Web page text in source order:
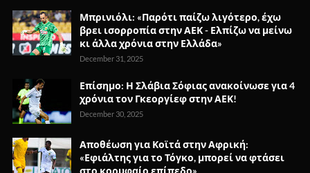
Μπρινιόλι: «Παρότι παίζω λιγότερο, έχω
βρει ισορροπία στην ΑΕΚ - Ελπίζω να μείνω
κι άλλα χρόνια στην Ελλάδα»
December 31, 2025
Επίσημο: Η Σλάβια Σόφιας ανακοίνωσε για 4
χρόνια τον Γκεοργίεφ στην ΑΕΚ!
December 30, 2025
Αποθέωση για Κοϊτά στην Αφρική:
«Εφιάλτης για το Τόγκο, μπορεί να φτάσει
στο κορυφαίο επίπεδο»